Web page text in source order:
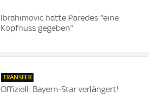
Ibrahimovic hätte Paredes "eine
Kopfnuss gegeben"
TRANSFER
Offiziell: Bayern-Star verlängert!